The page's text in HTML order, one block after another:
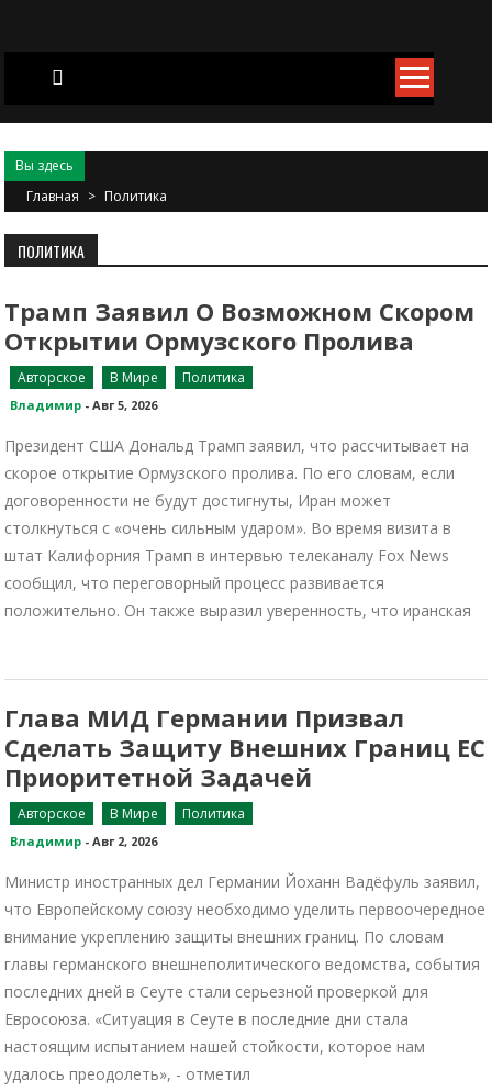
content
Вы здесь
Главная > Политика
ПОЛИТИКА
Трамп Заявил О Возможном Скором
Открытии Ормузского Пролива
Авторское В Мире Политика
Владимир -Авг 5, 2026
Президент США Дональд Трамп заявил, что рассчитывает на
скорое открытие Ормузского пролива. По его словам, если
договоренности не будут достигнуты, Иран может
столкнуться с «очень сильным ударом». Во время визита в
штат Калифорния Трамп в интервью телеканалу Fox News
сообщил, что переговорный процесс развивается
положительно. Он также выразил уверенность, что иранская
Глава МИД Германии Призвал
Сделать Защиту Внешних Границ ЕС
Приоритетной Задачей
Авторское В Мире Политика
Владимир -Авг 2, 2026
Министр иностранных дел Германии Йоханн Вадёфуль заявил,
что Европейскому союзу необходимо уделить первоочередное
внимание укреплению защиты внешних границ. По словам
главы германского внешнеполитического ведомства, события
последних дней в Сеуте стали серьезной проверкой для
Евросоюза. «Ситуация в Сеуте в последние дни стала
настоящим испытанием нашей стойкости, которое нам
удалось преодолеть», - отметил